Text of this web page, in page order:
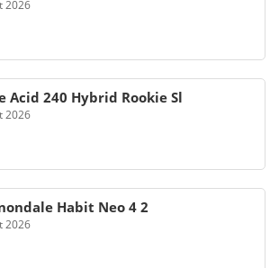
2026
Acid 240 Hybrid Rookie Sl
2026
Habit Neo 4 2
2026